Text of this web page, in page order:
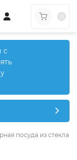
с
посуда из стекла